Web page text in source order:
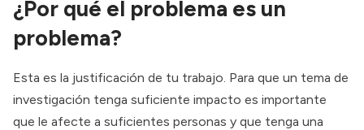
¿Por qué el problema es un
problema?
Esta es la justificación de tu trabajo. Para que un tema de
investigación tenga suficiente impacto es importante
que le afecte a suficientes personas y que tenga una